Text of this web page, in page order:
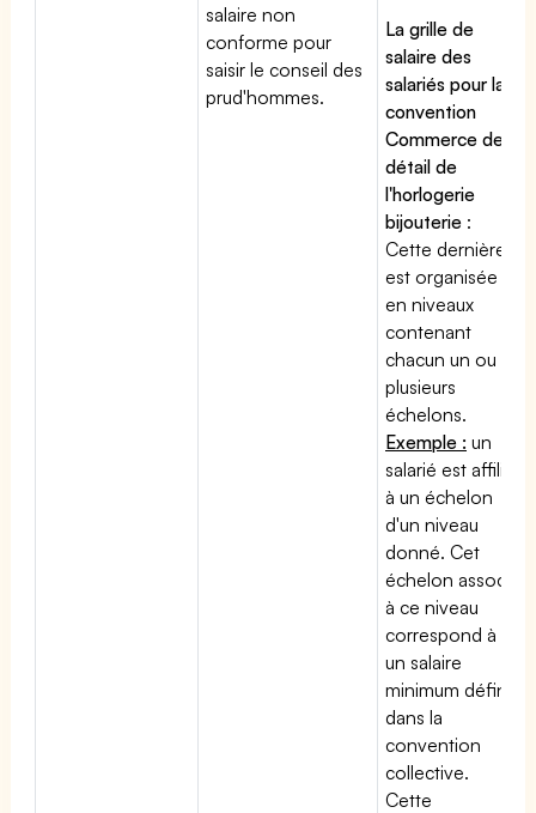
salaire non
conforme pour
saisir le conseil des
prud'hommes.
La grille de
salaire des
salariés pour la
convention
Commerce de
détail de
l'horlogerie
bijouterie :
Cette dernière
est organisée
en niveaux
contenant
chacun un ou
plusieurs
échelons.
Exemple : un
salarié est affilié
à un échelon
d'un niveau
donné. Cet
échelon associé
à ce niveau
correspond à
un salaire
minimum défini
dans la
convention
collective.
Cette